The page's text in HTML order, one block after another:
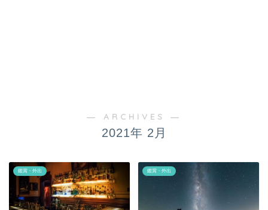
― ARCHIVES ―
2021年 2月
鑑賞・外出 鑑賞・外出